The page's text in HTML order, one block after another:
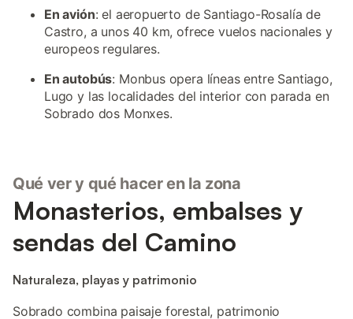
En avión: el aeropuerto de Santiago-Rosalía de
Castro, a unos 40 km, ofrece vuelos nacionales y
europeos regulares.
En autobús: Monbus opera líneas entre Santiago,
Lugo y las localidades del interior con parada en
Sobrado dos Monxes.
Qué ver y qué hacer en la zona
Monasterios, embalses y
sendas del Camino
Naturaleza, playas y patrimonio
Sobrado combina paisaje forestal, patrimonio